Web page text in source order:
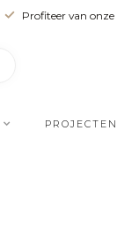
Profiteer van onze
PROJECTEN